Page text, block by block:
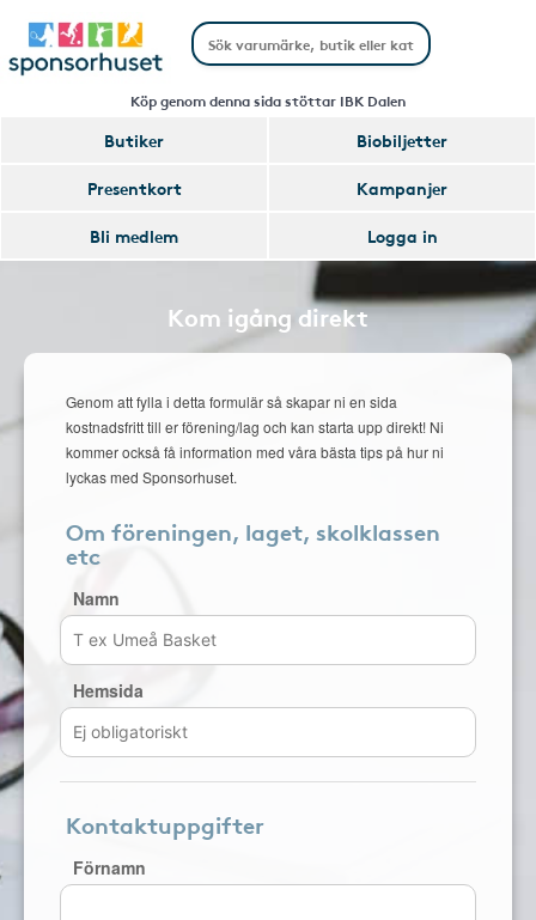
Köp genom denna sida stöttar IBK Dalen
Butiker
Biobiljetter
Presentkort
Kampanjer
Bli medlem
Logga in
Kom igång direkt
Genom att fylla i detta formulär så skapar ni en sida
kostnadsfritt till er förening/lag och kan starta upp direkt! Ni
kommer också få information med våra bästa tips på hur ni
lyckas med Sponsorhuset.
Om föreningen, laget, skolklassen
etc
Namn
Hemsida
Kontaktuppgifter
Förnamn